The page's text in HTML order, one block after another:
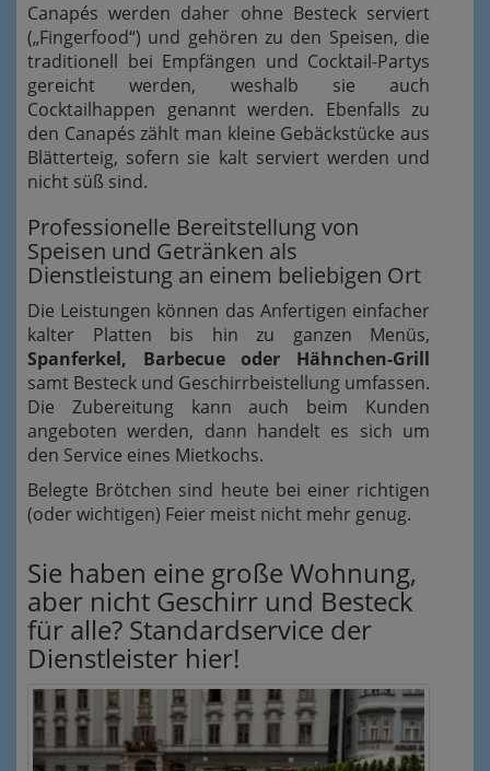
Canapés werden daher ohne Besteck serviert
(„Fingerfood“) und gehören zu den Speisen, die
traditionell bei Empfängen und Cocktail-Partys
gereicht werden, weshalb sie auch
Cocktailhappen genannt werden. Ebenfalls zu
den Canapés zählt man kleine Gebäckstücke aus
Blätterteig, sofern sie kalt serviert werden und
nicht süß sind.
Professionelle Bereitstellung von
Speisen und Getränken als
Dienstleistung an einem beliebigen Ort
Die Leistungen können das Anfertigen einfacher
kalter Platten bis hin zu ganzen Menüs,
Spanferkel, Barbecue oder Hähnchen-Grill
samt Besteck und Geschirrbeistellung umfassen.
Die Zubereitung kann auch beim Kunden
angeboten werden, dann handelt es sich um
den Service eines Mietkochs.
Belegte Brötchen sind heute bei einer richtigen
(oder wichtigen) Feier meist nicht mehr genug.
Sie haben eine große Wohnung,
aber nicht Geschirr und Besteck
für alle? Standardservice der
Dienstleister hier!